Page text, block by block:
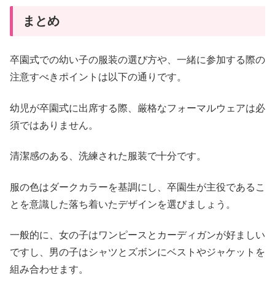
まとめ
卒園式での幼い子の服装の選び方や、一緒に参加する際の
注意すべきポイントは以下の通りです。
幼児が卒園式に出席する際、厳格なフォーマルウェアは必
須ではありません。
清潔感のある、洗練された服装で十分です。
服の色はダークカラーを基調にし、卒園生が主役であるこ
とを意識した落ち着いたデザインを選びましょう。
一般的に、女の子はワンピースとカーディガンが好ましい
ですし、男の子はシャツとズボンにベストやジャケットを
組み合わせます。